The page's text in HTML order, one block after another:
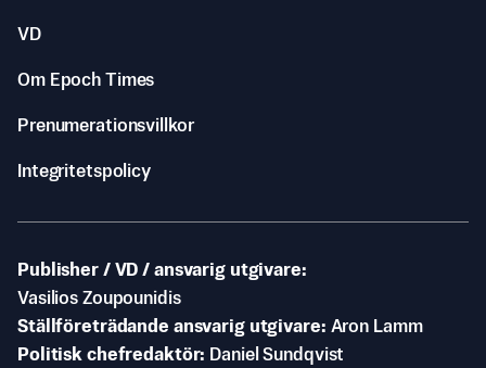
VD
Om Epoch Times
Prenumerationsvillkor
Integritetspolicy
Publisher / VD / ansvarig utgivare
Vasilios Zoupounidis
Ställföreträdande ansvarig utgivare Aron Lamm
Politisk chefredaktör
Daniel Sundqvist